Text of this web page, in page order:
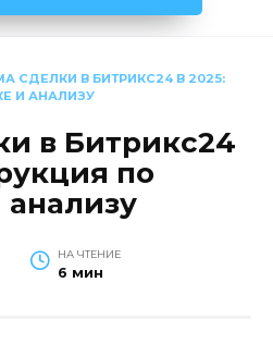
СДЕЛКИ В БИТРИКС24 В 2025:
И АНАЛИЗУ
в Битрикс24
по
анализу
НА ЧТЕНИЕ
6 мин